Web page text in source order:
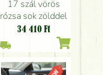
17 szál vörös
rózsa sok zölddel
34 410 Ft